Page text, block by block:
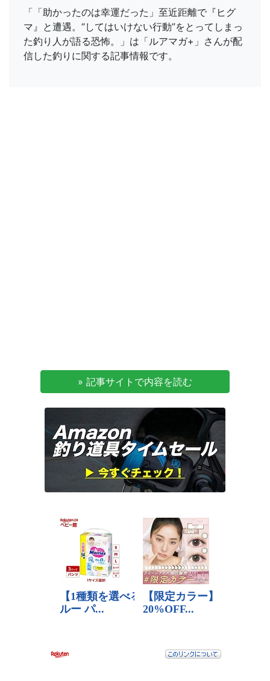
「「助かったのは幸運だった」至近距離で『ヒグ
マ』と遭遇。“してはいけない行動”をとってしまっ
た釣り人が語る恐怖。」は「ルアマガ+」さんが配
信した釣りに関する記事情報です。
» 記事サイトで内容を読む